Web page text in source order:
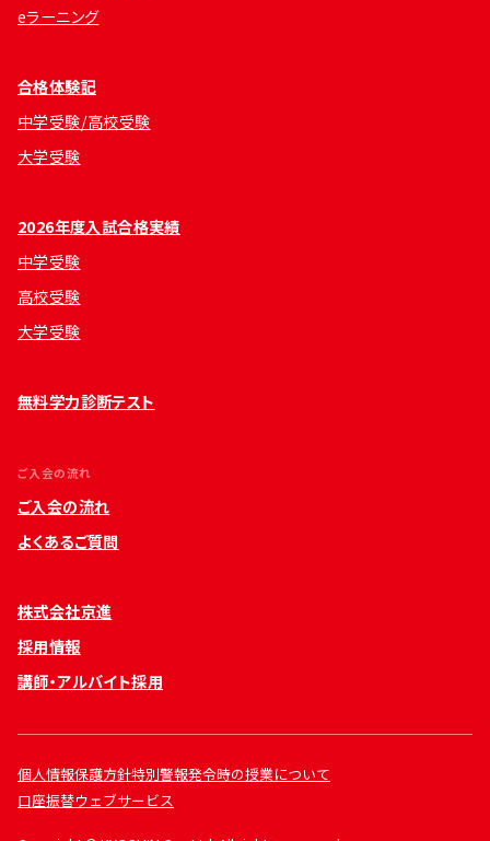
eラーニング
合格体験記
中学受験/高校受験
大学受験
2026年度入試合格実績
中学受験
高校受験
大学受験
無料学力診断テスト
ご入会の流れ
ご入会の流れ
よくあるご質問
株式会社京進
採用情報
講師・アルバイト採用
個人情報保護方針特別警報発令時の授業について
口座振替ウェブサービス